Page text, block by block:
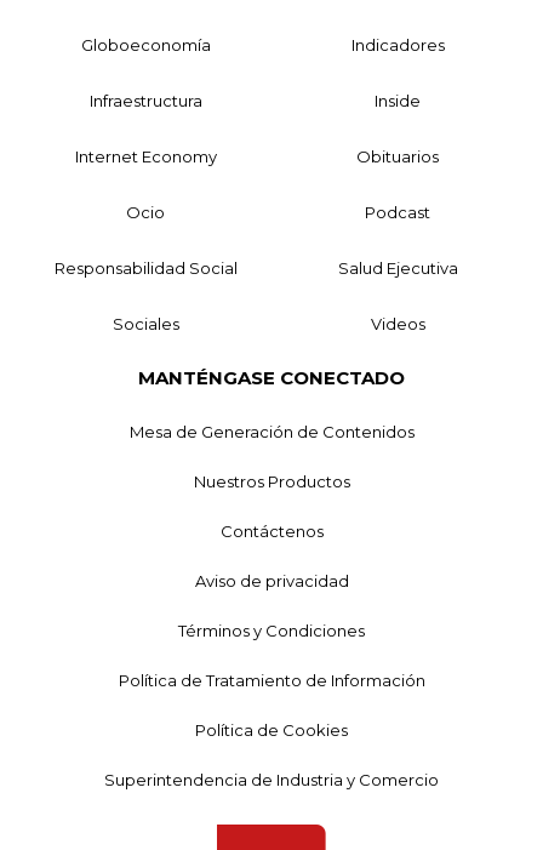
Globoeconomía Indicadores
Infraestructura Inside
Internet Economy Obituarios
Ocio Podcast
Responsabilidad Social Salud Ejecutiva
Sociales Videos
MANTÉNGASE CONECTADO
Mesa de Generación de Contenidos
Nuestros Productos
Contáctenos
Aviso de privacidad
Términos y Condiciones
Política de Tratamiento de Información
Política de Cookies
Superintendencia de Industria y Comercio